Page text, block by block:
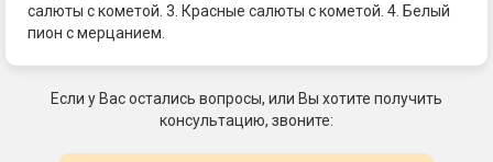
салюты с кометой. 3. Красные салюты с кометой. 4. Белый
пион с мерцанием.
Если у Вас остались вопросы, или Вы хотите получить
консультацию, звоните: